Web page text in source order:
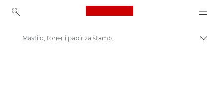
Canon Logo, back to
Mastilo, toner i papir za štampač